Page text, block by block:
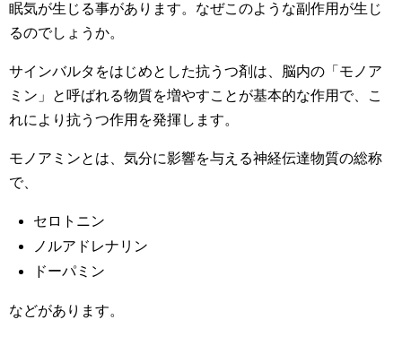
眠気が生じる事があります。なぜこのような副作用が生じ
るのでしょうか。
サインバルタをはじめとした抗うつ剤は、脳内の「モノア
ミン」と呼ばれる物質を増やすことが基本的な作用で、こ
れにより抗うつ作用を発揮します。
モノアミンとは、気分に影響を与える神経伝達物質の総称
で、
セロトニン
ノルアドレナリン
ドーパミン
などがあります。